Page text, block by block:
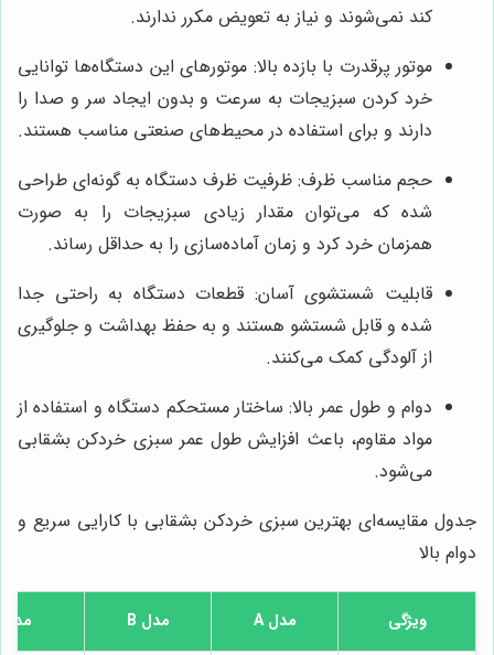
کند نمی‌شوند و نیاز به تعویض مکرر ندارند.
موتور پرقدرت با بازده بالا: موتورهای این دستگاه‌ها توانایی
خرد کردن سبزیجات به سرعت و بدون ایجاد سر و صدا را
دارند و برای استفاده در محیط‌های صنعتی مناسب هستند.
حجم مناسب ظرف: ظرفیت ظرف دستگاه به گونه‌ای طراحی
شده که می‌توان مقدار زیادی سبزیجات را به صورت
همزمان خرد کرد و زمان آماده‌سازی را به حداقل رساند.
قابلیت شستشوی آسان: قطعات دستگاه به راحتی جدا
شده و قابل شستشو هستند و به حفظ بهداشت و جلوگیری
از آلودگی کمک می‌کنند.
دوام و طول عمر بالا: ساختار مستحکم دستگاه و استفاده از
مواد مقاوم، باعث افزایش طول عمر سبزی خردکن بشقابی
می‌شود.
جدول مقایسه‌ای بهترین سبزی خردکن بشقابی با کارایی سریع و
دوام بالا
ویژگی مدل A مدل B مدل C